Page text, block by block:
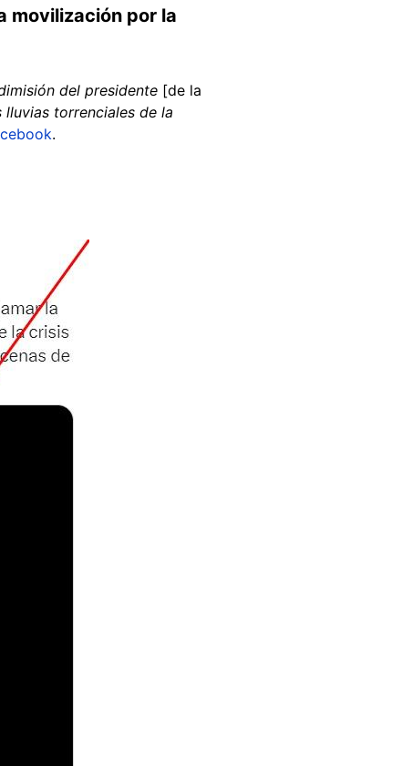
movilización por la
del presidente [de la
torrenciales de la
.